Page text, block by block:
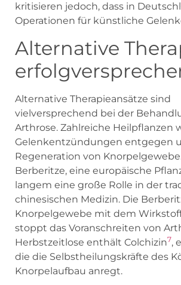
kritisieren jedoch, dass in
Operationen für künstliche
Alternative
Alternative Therapieansätze sind
vielversprechend bei der
Arthrose. Zahlreiche Heilpflanzen
Gelenkentzündungen entgegen
Regeneration von
Berberitze, eine europäische
langem eine große Rolle in der
chinesischen Medizin. Die
Knorpelgewebe mit dem
stoppt das Voranschreiten von
Herbstzeitlose enthält Colchizin7,
die die Selbstheilungskräfte des
Knorpelaufbau anregt.